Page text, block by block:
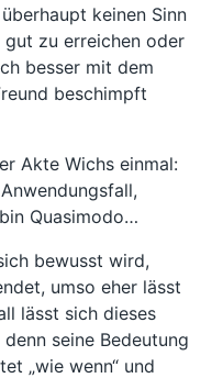
keinen Sinn
zu erreichen oder
besser mit dem
beschimpft
Akte Wichs einmal:
Quasimodo…
bewusst wird,
umso eher lässt
lässt sich dieses
seine Bedeutung
„wie wenn“ und